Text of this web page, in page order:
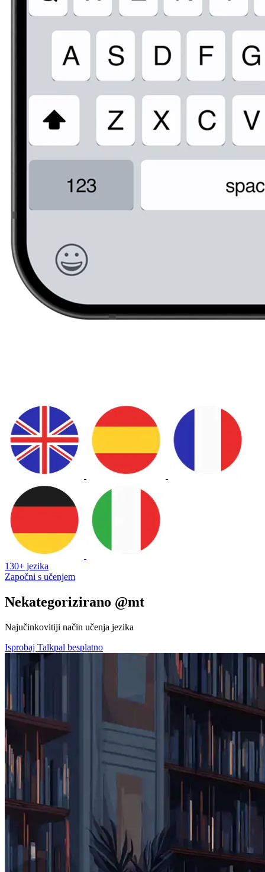
130+ jezika
Započni s učenjem
Nekategorizirano @mt
Najučinkovitiji način učenja jezika
Isprobaj Talkpal besplatno